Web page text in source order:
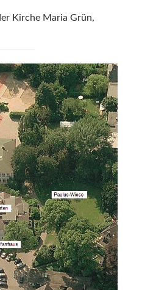
Kirche Maria Grün,